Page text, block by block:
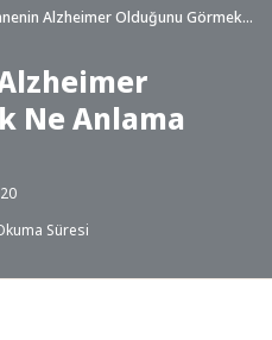
Alzheimer Olduğunu Görmek
Ne Anlama
Süresi